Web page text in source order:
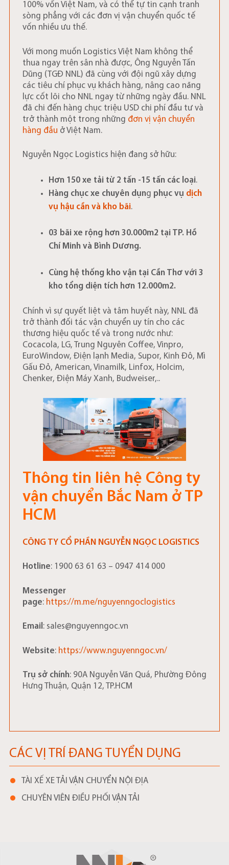
100% vốn Việt Nam, và có thể tự tin cạnh tranh
sòng phẳng với các đơn vị vận chuyển quốc tế
vốn nhiều ưu thế.
Với mong muốn Logistics Việt Nam không thể
thua ngay trên sân nhà được, Ông Nguyễn Tấn
Dũng (TGĐ NNL) đã cùng với đội ngũ xây dựng
các tiêu chí phục vụ khách hàng, nâng cao năng
lực cốt lõi cho NNL ngay từ những ngày đầu. NNL
đã chi đến hàng chục triệu USD chi phí đầu tư và
trở thành một trong những đơn vị vận chuyển
hàng đầu ở Việt Nam.
Nguyễn Ngọc Logistics hiện đang sở hữu:
Hơn 150 xe tải từ 2 tấn -15 tấn các loại.
Hàng chục xe chuyên dụng phục vụ dịch
vụ hậu cần và kho bãi.
03 bãi xe rộng hơn 30.000m2 tại TP. Hồ
Chí Minh và Bình Dương.
Cùng hệ thống kho vận tại Cần Thơ với 3
kho tổng diện tích hơn 12.000m2.
Chính vì sự quyết liệt và tâm huyết này, NNL đã
trở thành đối tác vận chuyển uy tín cho các
thương hiệu quốc tế và trong nước như:
Cocacola, LG, Trung Nguyên Coffee, Vinpro,
EuroWindow, Điện lạnh Media, Supor, Kinh Đô, Mì
Gấu Đỏ, American, Vinamilk, Linfox, Holcim,
Chenker, Điện Máy Xanh, Budweiser,..
Thông tin liên hệ Công ty
vận chuyển Bắc Nam ở TP
HCM
CÔNG TY CỔ PHẦN NGUYỄN NGỌC LOGISTICS
Hotline: 1900 63 61 63 – 0947 414 000
Messenger
page: https://m.me/nguyenngoclogistics
Email : sales@nguyenngoc.vn
Website: https://www.nguyenngoc.vn/
Trụ sở chính: 90A Nguyễn Văn Quá, Phường Đông
Hưng Thuận, Quận 12, TP.HCM
CÁC VỊ TRÍ ĐANG TUYỂN DỤNG
TÀI XẾ XE TẢI VẬN CHUYỂN NỘI ĐỊA
CHUYÊN VIÊN ĐIỀU PHỐI VẬN TẢI